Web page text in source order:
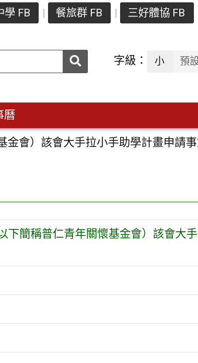
學 FB 餐旅群 FB 三好體協 FB
送出 字級： 小 預
曆
金會）該會大手拉小手助學計畫申請
下簡稱普仁青年關懷基金會）該會大